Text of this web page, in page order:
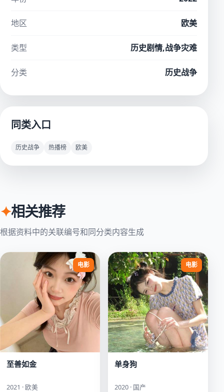
地区 欧美
类型 历史剧情,战争灾难
分类 历史战争
同类入口
历史战争 热播榜 欧美
✦相关推荐
根据资料中的关联编号和同分类内容生成
电影
至善如金
2021 · 欧美
电影
单身狗
2020 · 国产